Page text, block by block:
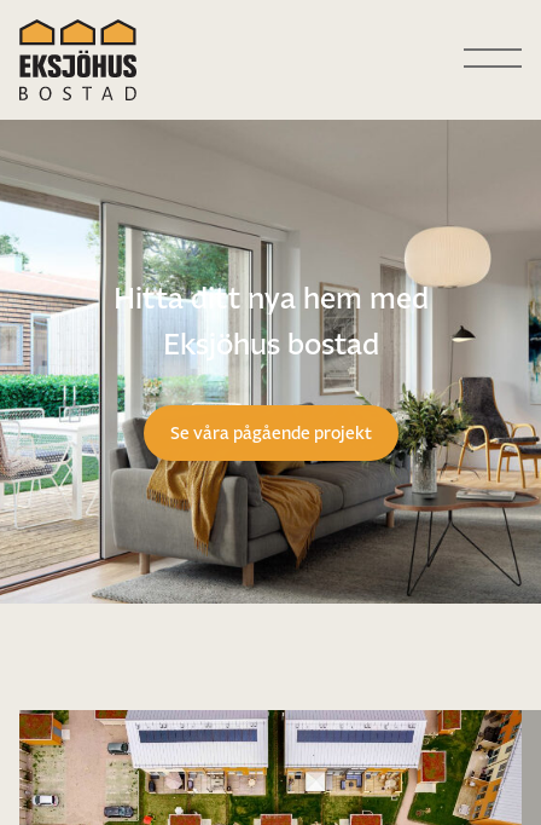
Hitta ditt nya hem med
Eksjöhus bostad
Se våra pågående projekt